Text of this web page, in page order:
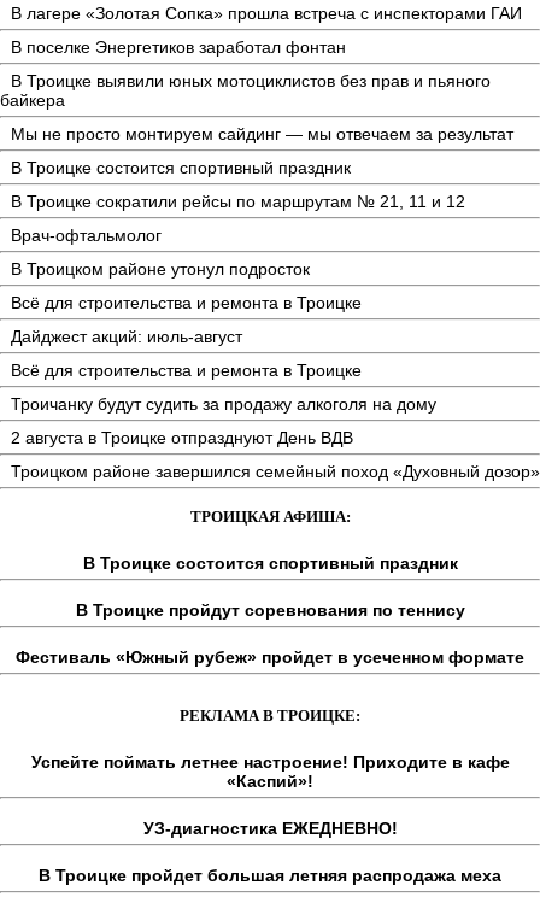
В лагере «Золотая Сопка» прошла встреча с инспекторами ГАИ
В поселке Энергетиков заработал фонтан
В Троицке выявили юных мотоциклистов без прав и пьяного
байкера
Мы не просто монтируем сайдинг — мы отвечаем за результат
В Троицке состоится спортивный праздник
В Троицке сократили рейсы по маршрутам № 21, 11 и 12
Врач-офтальмолог
В Троицком районе утонул подросток
Всё для строительства и ремонта в Троицке
Дайджест акций: июль-август
Всё для строительства и ремонта в Троицке
Троичанку будут судить за продажу алкоголя на дому
2 августа в Троицке отпразднуют День ВДВ
Троицком районе завершился семейный поход «Духовный дозор»
ТРОИЦКАЯ АФИША:
В Троицке состоится спортивный праздник
В Троицке пройдут соревнования по теннису
Фестиваль «Южный рубеж» пройдет в усеченном формате
РЕКЛАМА В ТРОИЦКЕ:
Успейте поймать летнее настроение! Приходите в кафе
«Каспий»!
УЗ-диагностика ЕЖЕДНЕВНО!
В Троицке пройдет большая летняя распродажа меха